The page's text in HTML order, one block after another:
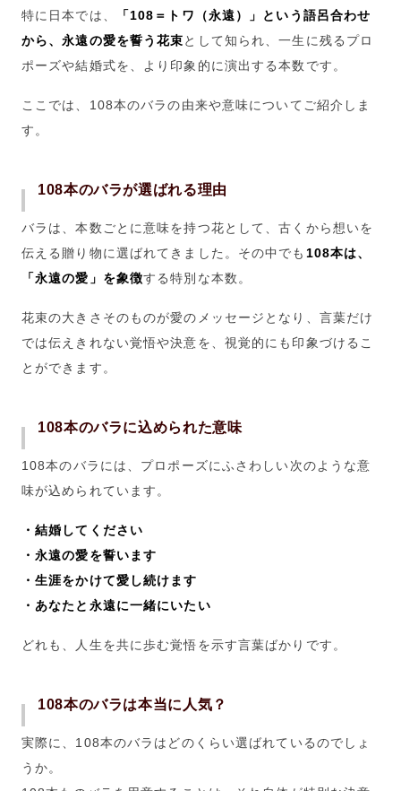
特に日本では、
「108＝トワ（永遠）」という語呂合わせ
から、永遠の愛を誓う花束として知られ、一生に残るプロ
ポーズや結婚式を、より印象的に演出する本数です。
ここでは、108本のバラの由来や意味についてご紹介しま
す。
108本のバラが選ばれる理由
バラは、本数ごとに意味を持つ花として、古くから想いを
伝える贈り物に選ばれてきました。その中でも 108本は、
「永遠の愛」を象徴する特別な本数。
花束の大きさそのものが愛のメッセージとなり、言葉だけ
では伝えきれない覚悟や決意を、視覚的にも印象づけるこ
とができます。
108本のバラに込められた意味
108本のバラには、プロポーズにふさわしい次のような意
味が込められています。
・結婚してください
・永遠の愛を誓います
・生涯をかけて愛し続けます
・あなたと永遠に一緒にいたい
どれも、人生を共に歩む覚悟を示す言葉ばかりです。
108本のバラは本当に人気？
実際に、108本のバラはどのくらい選ばれているのでしょ
うか。